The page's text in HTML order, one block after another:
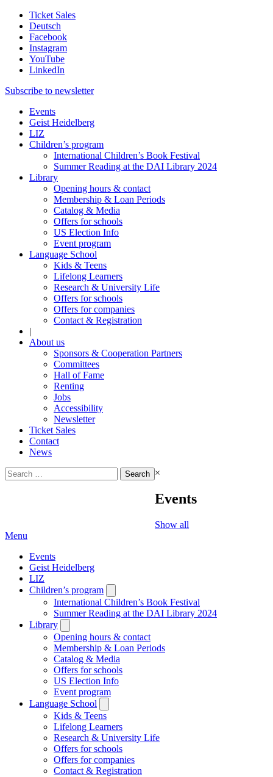
Ticket Sales
Deutsch
Facebook
Instagram
YouTube
LinkedIn
Subscribe to newsletter
Events
Geist Heidelberg
LIZ
Children’s program
International Children’s Book Festival
Summer Reading at the DAI Library 2024
Library
Opening hours & contact
Membership & Loan Periods
Catalog & Media
Offers for schools
US Election Info
Event program
Language School
Kids & Teens
Lifelong Learners
Research & University Life
Offers for schools
Offers for companies
Contact & Registration
|
About us
Sponsors & Cooperation Partners
Committees
Hall of Fame
Renting
Jobs
Accessibility
Newsletter
Ticket Sales
Contact
News
Search
for:
×
Events
Show all
Menu
Events
Geist Heidelberg
LIZ
Children’s program
submenu
International Children’s Book Festival
Summer Reading at the DAI Library 2024
Library
submenu
Opening hours & contact
Membership & Loan Periods
Catalog & Media
Offers for schools
US Election Info
Event program
Language School
submenu
Kids & Teens
Lifelong Learners
Research & University Life
Offers for schools
Offers for companies
Contact & Registration